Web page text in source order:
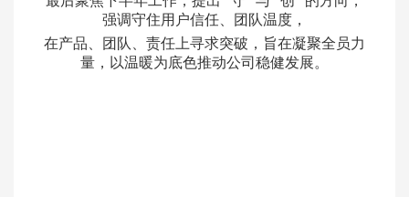
强调守住用户信任、团队温度，
在产品、团队、责任上寻求突破，旨在凝聚全员力
量，以温暖为底色推动公司稳健发展。